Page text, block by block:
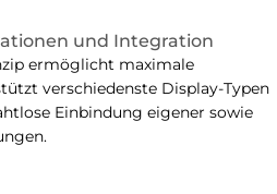
und Integration
ermöglicht maximale
verschiedenste Display-Typen
Einbindung eigener sowie